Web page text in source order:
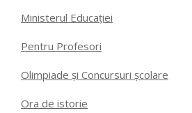
Ministerul Educației
Pentru Profesori
Olimpiade și Concursuri școlare
Ora de istorie